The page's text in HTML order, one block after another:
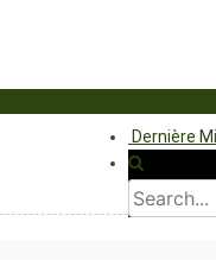
Dernière